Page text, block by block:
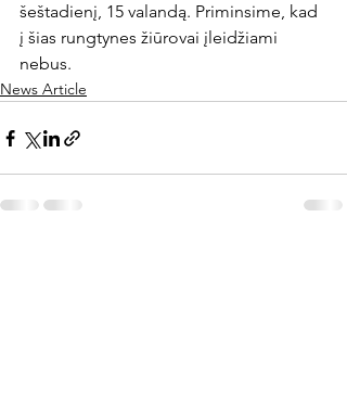
šeštadienį, 15 valandą. Priminsime, kad
į šias rungtynes žiūrovai įleidžiami
nebus.
News Article